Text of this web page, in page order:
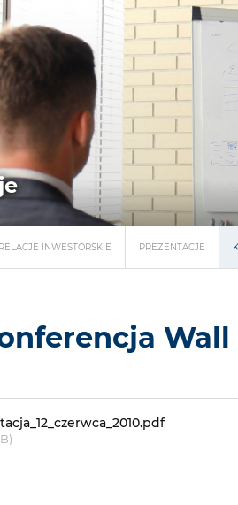
RELACJE INWESTORSKIE PREZENTACJE
Wall